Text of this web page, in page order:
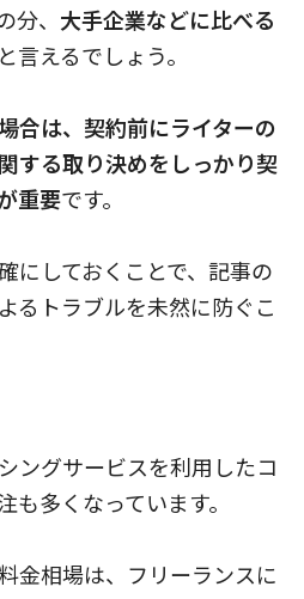
、 大手企業などに比べる
と言えるでしょう。
合は、契約前にライターの
する取り決めをしっかり契
重要です。
にしておくことで、記事の
るトラブルを未然に防ぐこ
ングサービスを利用したコ
も多くなっています。
金相場は、フリーランスに